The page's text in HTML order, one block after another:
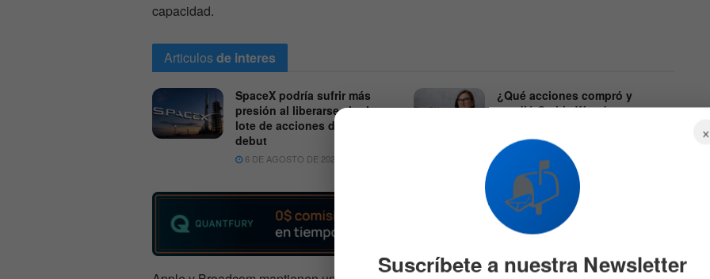
capacidad.
Articulosde interes
SpaceX podría sufrir más
presión al liberarse el primer
lote de acciones desde su
debut
6 DE AGOSTO DE 2026
¿Qué acciones compró y
vendió Cathie Wood
sorpresa
6 DE AGOSTO DE 2026
×
📬
Suscríbete a nuestra Newsletter